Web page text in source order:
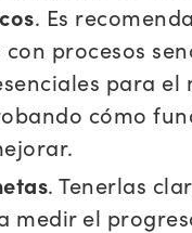
. Es
con procesos
para el
cómo
. Tenerlas
medir el